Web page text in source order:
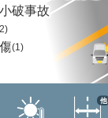
破事故
(1)
他